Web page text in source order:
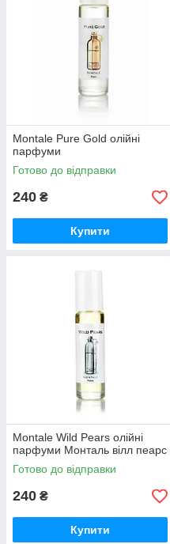
Montale Pure Gold олійні
парфуми
Готово до відправки
240 ₴
Купити
Montale Wild Pears олійні
парфуми Монталь вілл пеарс
Готово до відправки
240 ₴
Купити